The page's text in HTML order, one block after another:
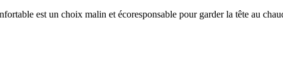
est un choix malin et écoresponsable pour garder la tête au